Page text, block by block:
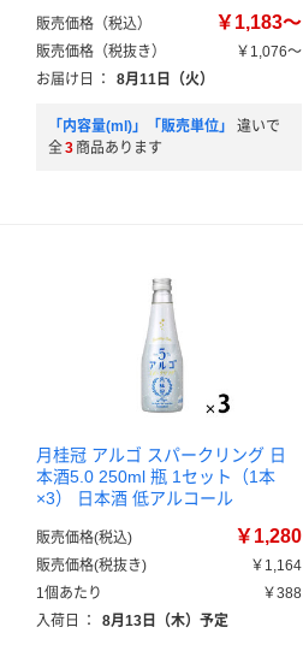
販売価格（税込） ￥1,183～
販売価格（税抜き）
￥1,076～
お届け日
： 8月11日（火）
「内容量(ml)」「販売単位」
違いで
全3 商品あります
月桂冠 アルゴ スパークリング 日
本酒5.0 250ml 瓶 1セット（1本
×3） 日本酒 低アルコール
販売価格(税込) ￥1,280
販売価格(税抜き)
￥1,164
1個あたり
￥388
入荷日
： 8月13日（木）予定